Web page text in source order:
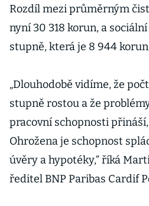
Rozdíl mezi průměrným
nyní 30 318 korun, a
stupně, která je 8 944
„Dlouhodobě vidíme, že
stupně rostou a že
pracovní schopnosti
Ohrožena je schopnost
úvěry a hypotéky,“ říká
ředitel BNP Paribas Cardif